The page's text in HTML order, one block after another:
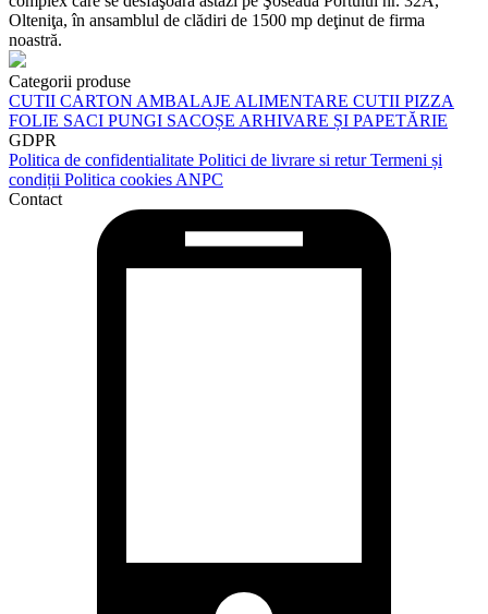
Olteniţa, în ansamblul de clădiri de 1500 mp deţinut de firma
noastră.
Categorii produse
CUTII CARTON AMBALAJE ALIMENTARE CUTII PIZZA
FOLIE SACI PUNGI SACOȘE ARHIVARE ȘI PAPETĂRIE
GDPR
Politica de confidentialitate Politici de livrare si returTermeni și
condiții Politica cookies ANPC
Contact